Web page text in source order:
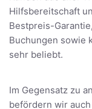
Hilfsbereitschaft
Bestpreis-
Buchungen sowie
sehr beliebt.
Im Gegensatz zu
befördern wir